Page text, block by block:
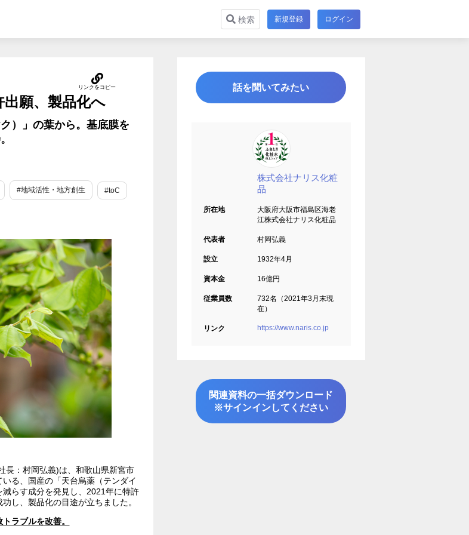
検索 新規登録 ログイン
願、製品化へ
）」の葉から。基底膜を
#地域活性・地方創生 #toC
：村岡弘義)は、和歌山県新宮市
る、国産の「天台烏薬（テンダイ
らす成分を発見し、2021年に特許
し、製品化の目途が立ちました。
ラブルを改善。
話を聞いてみたい
株式会社ナリス化粧
品
所在地
大阪府大阪市福島区海老
江株式会社ナリス化粧品
代表者 村岡弘義
設立 1932年4月
資本金 16億円
従業員数
732名（2021年3月末現
在）
リンク https://www.naris.co.jp
関連資料の一括ダウンロード
※サインインしてください